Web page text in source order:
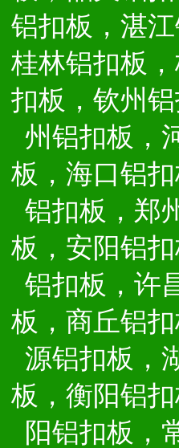
铝扣板，湛
桂林铝扣板
扣板，钦州
州铝扣板，
板，海口铝
铝扣板，郑
板，安阳铝
铝扣板，许
板，商丘铝
源铝扣板，
板，衡阳铝
阳铝扣板，